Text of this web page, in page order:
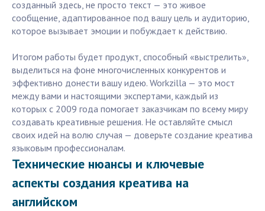
созданный здесь, не просто текст — это живое
сообщение, адаптированное под вашу цель и аудиторию,
которое вызывает эмоции и побуждает к действию.
Итогом работы будет продукт, способный «выстрелить»,
выделиться на фоне многочисленных конкурентов и
эффективно донести вашу идею. Workzilla — это мост
между вами и настоящими экспертами, каждый из
которых с 2009 года помогает заказчикам по всему миру
создавать креативные решения. Не оставляйте смысл
своих идей на волю случая — доверьте создание креатива
языковым профессионалам.
Технические нюансы и ключевые
аспекты создания креатива на
английском